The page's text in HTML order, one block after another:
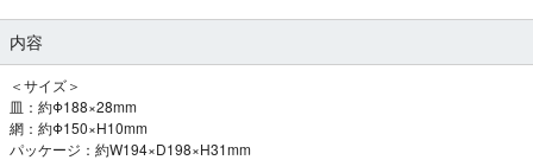
内容
＜サイズ＞
皿：約Φ188×28mm
網：約Φ150×H10mm
パッケージ：約W194×D198×H31mm